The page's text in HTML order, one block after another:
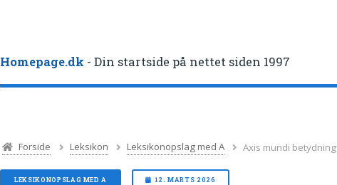
Homepage.dk - Din startside på nettet siden 1997
Forside Leksikon Leksikonopslag med A Axis mundi betydning
LEKSIKONOPSLAG MED A 12. MARTS 2026